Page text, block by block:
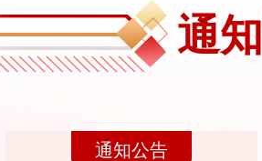
通知
通知公告